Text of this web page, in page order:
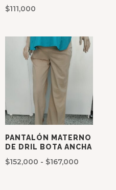
$111,000
PANTALÓN MATERNO
DE DRIL BOTA ANCHA
$152,000 - $167,000